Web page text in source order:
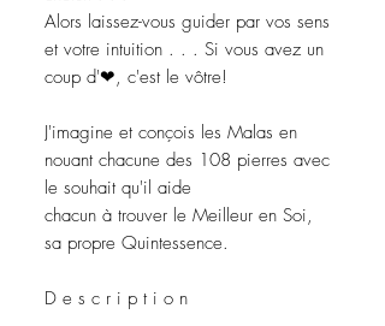
Alors laissez-vous guider par vos sens
et votre intuition . . . Si vous avez un
coup d'❤, c'est le vôtre!
J'imagine et conçois les Malas en
nouant chacune des 108 pierres avec
le souhait qu'il aide
chacun à trouver le Meilleur en Soi,
sa propre Quintessence.
D e s c r i p t i o n